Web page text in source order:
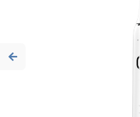
Previous